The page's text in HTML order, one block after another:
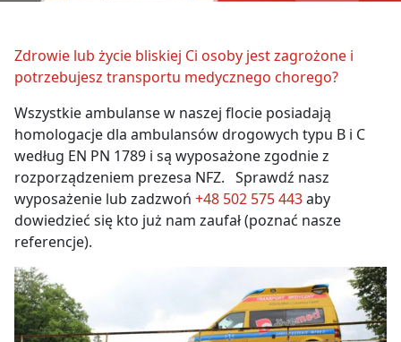
Zdrowie lub życie bliskiej Ci osoby jest zagrożone i
potrzebujesz transportu medycznego chorego?
Wszystkie ambulanse w naszej flocie posiadają
homologacje dla ambulansów drogowych typu B i C
według EN PN 1789 i są wyposażone zgodnie z
rozporządzeniem prezesa NFZ. Sprawdź nasz
wyposażenie lub zadzwoń +48 502 575 443aby
dowiedzieć się kto już nam zaufał (poznać nasze
referencje).